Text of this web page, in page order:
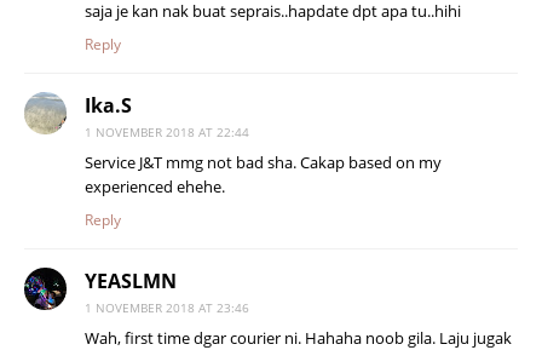
saja je kan nak buat seprais..hapdate dpt apa tu..hihi
Reply
Ika.S
1 NOVEMBER 2018 AT 22:44
Service J&T mmg not bad sha. Cakap based on my
experienced ehehe.
Reply
YEASLMN
1 NOVEMBER 2018 AT 23:46
Wah, first time dgar courier ni. Hahaha noob gila. Laju jugak